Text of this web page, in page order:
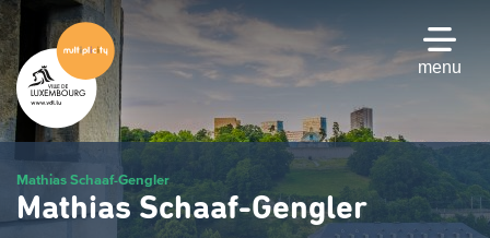
Passer
au
contenu
principal
menu
Mathias Schaaf-Gengler
Mathias Schaaf-Gengler